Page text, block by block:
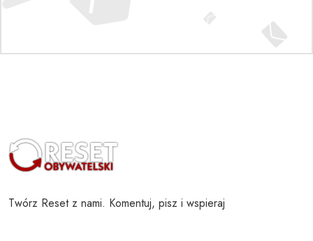
Twórz Reset z nami. Komentuj, pisz i wspieraj